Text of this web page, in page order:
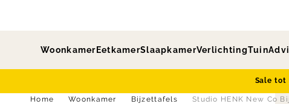
Woonkamer EetkamerSlaapkamerVerlichtingTuin
Sale tot
Home
Woonkamer Bijzettafels Studio HENK New Co